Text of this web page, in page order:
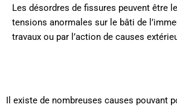
Les désordres de fissures peuvent être
tensions anormales sur le bâti de
travaux ou par l’action de causes
Il existe de nombreuses causes pouvant